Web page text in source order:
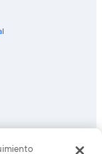
Todos los